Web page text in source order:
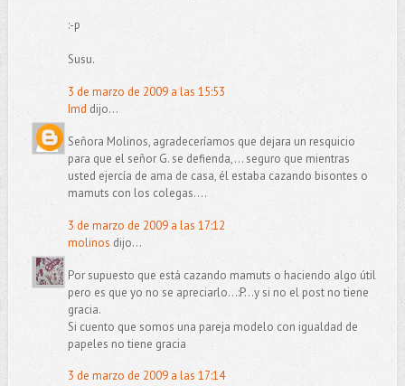
:-p
Susu.
3 de marzo de 2009 a las 15:53
Imd dijo...
Señora Molinos, agradeceríamos que dejara un resquicio
para que el señor G. se defienda,... seguro que mientras
usted ejercía de ama de casa, él estaba cazando bisontes o
mamuts con los colegas....
3 de marzo de 2009 a las 17:12
molinos dijo...
Por supuesto que está cazando mamuts o haciendo algo útil
pero es que yo no se apreciarlo...:P...y si no el post no tiene
gracia.
Si cuento que somos una pareja modelo con igualdad de
papeles no tiene gracia
3 de marzo de 2009 a las 17:14